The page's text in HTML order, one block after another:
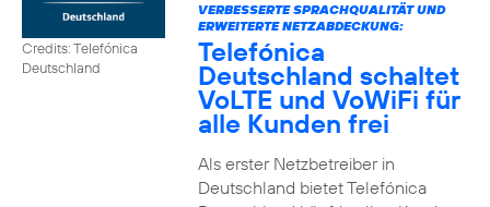
Credits: Telefónica
Deutschland
VERBESSERTE SPRACHQUALITÄT UND
ERWEITERTE NETZABDECKUNG:
Telefónica
Deutschland schaltet
VoLTE und VoWiFi für
alle Kunden frei
Als erster Netzbetreiber in
Deutschland bietet Telefónica